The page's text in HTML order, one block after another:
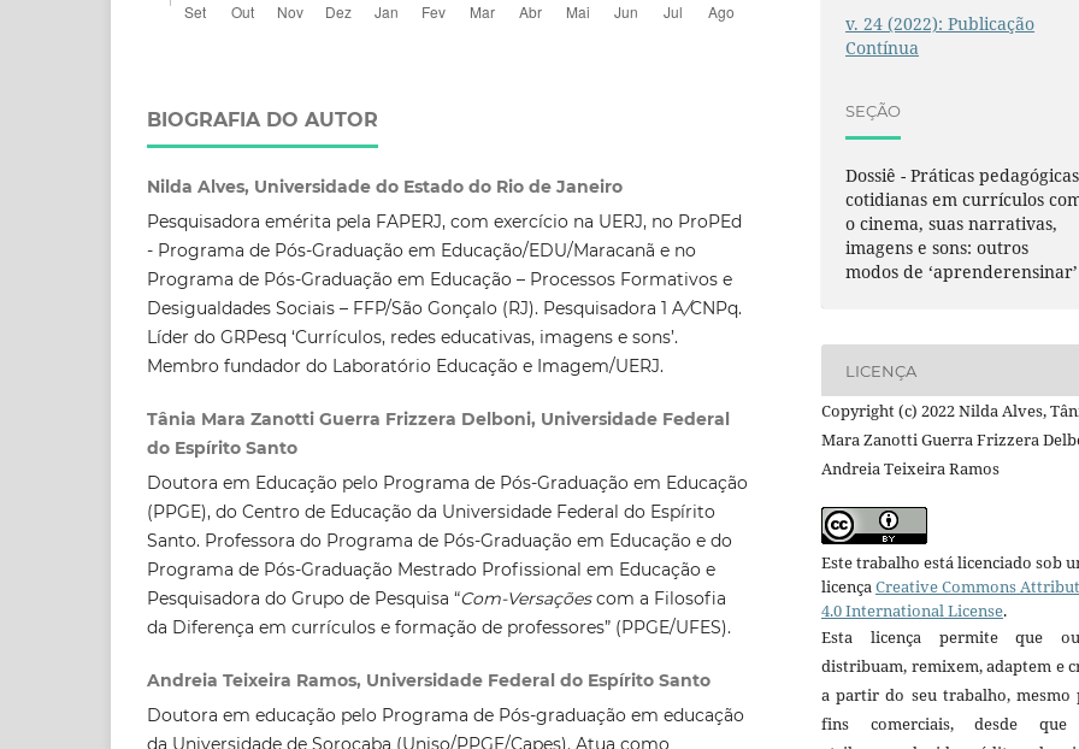
BIOGRAFIA DO AUTOR
Nilda Alves, Universidade do Estado do Rio de Janeiro
Pesquisadora emérita pela FAPERJ, com exercício na UERJ, no ProPEd
- Programa de Pós-Graduação em Educação/EDU/Maracanã e no
Programa de Pós-Graduação em Educação – Processos Formativos e
Desigualdades Sociais – FFP/São Gonçalo (RJ). Pesquisadora 1 A/CNPq.
Líder do GRPesq ‘Currículos, redes educativas, imagens e sons’.
Membro fundador do Laboratório Educação e Imagem/UERJ.
Tânia Mara Zanotti Guerra Frizzera Delboni, Universidade Federal
do Espírito Santo
Doutora em Educação pelo Programa de Pós-Graduação em Educação
(PPGE), do Centro de Educação da Universidade Federal do Espírito
Santo. Professora do Programa de Pós-Graduação em Educação e do
Programa de Pós-Graduação Mestrado Profissional em Educação e
Pesquisadora do Grupo de Pesquisa “Com-Versaçõescom a Filosofia
da Diferença em currículos e formação de professores” (PPGE/UFES).
Andreia Teixeira Ramos, Universidade Federal do Espírito Santo
Doutora em educação pelo Programa de Pós-graduação em educação
da Universidade de Sorocaba (Uniso/PPGE/Capes). Atua como
v. 24 (2022): Publicação
Contínua
SEÇÃO
Dossiê - Práticas pedagógicas
cotidianas em currículos
o cinema, suas narrativas,
imagens e sons: outros
modos de ‘aprenderensinar’
LICENÇA
Copyright (c) 2022 Nilda Alves,
Mara Zanotti Guerra Frizzera
Andreia Teixeira Ramos
Este trabalho está licenciado sob
licençaCreative Commons
4.0 International License.
Esta licença permite que
distribuam, remixem, adaptem e
a partir do seu trabalho, mesmo
fins comerciais, desde